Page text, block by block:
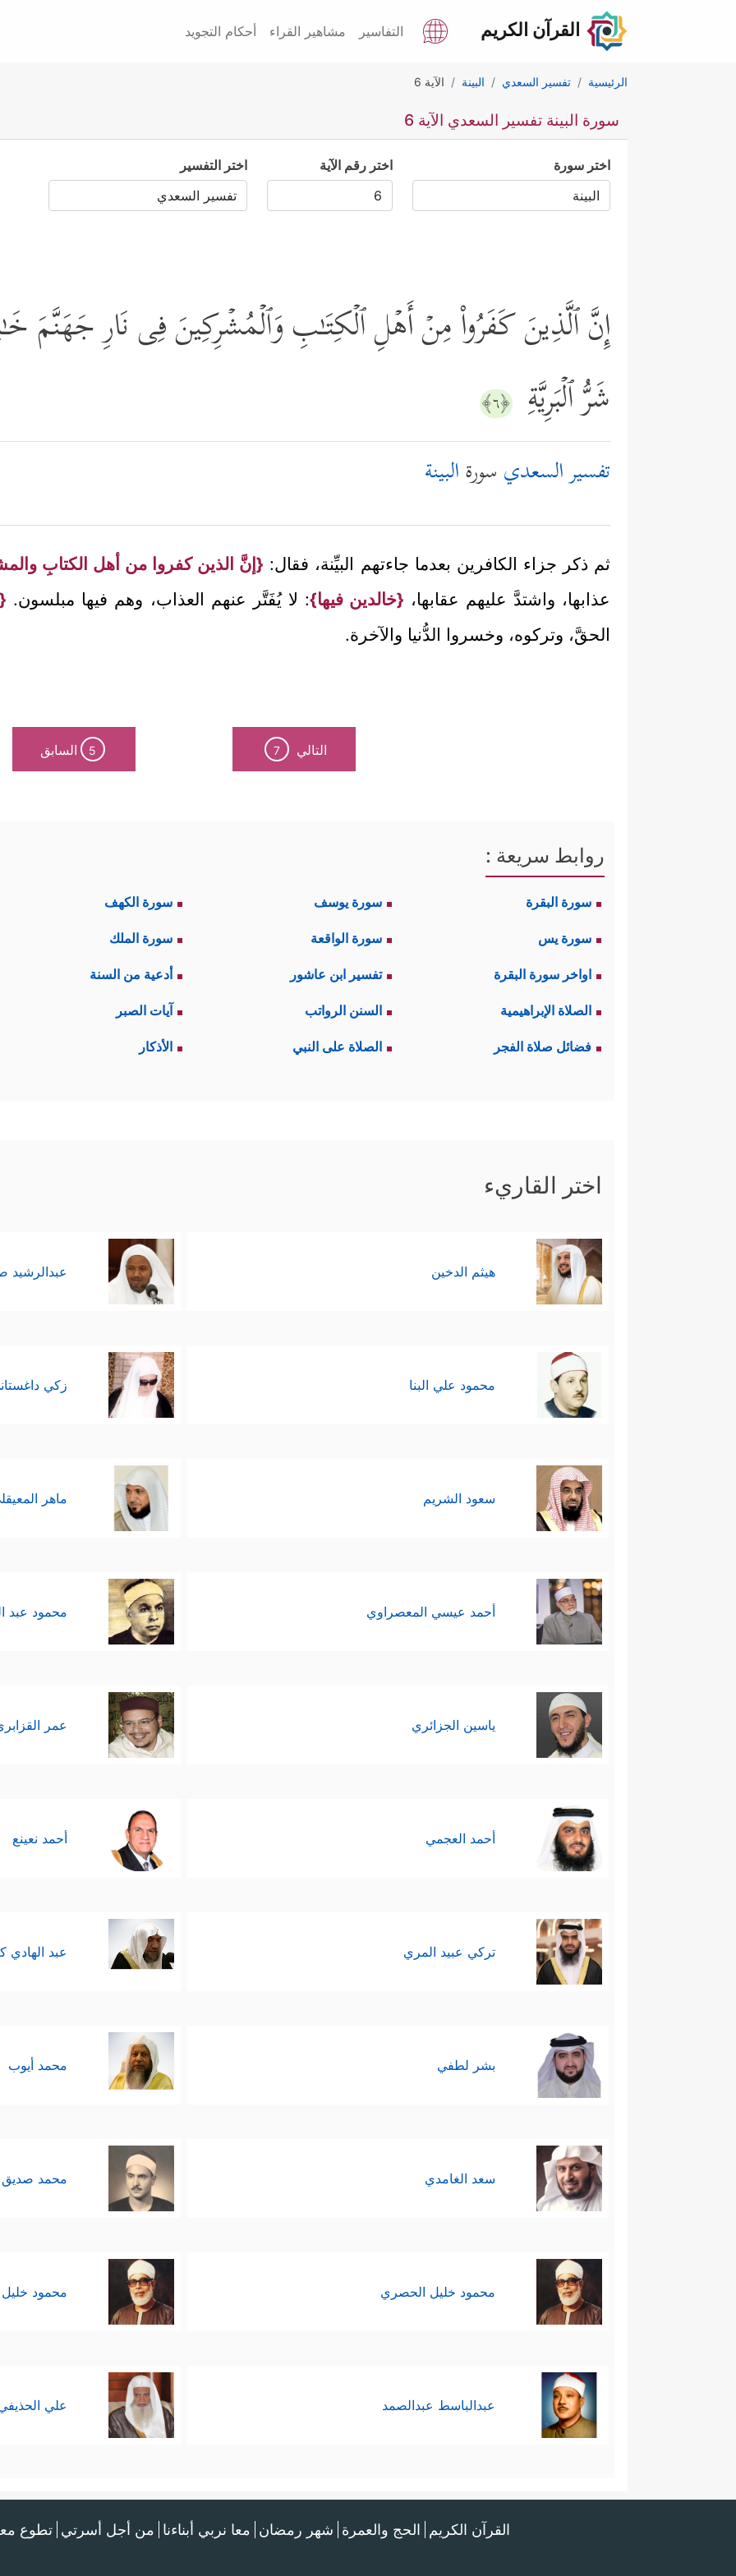
القرآن الكريم التفاسير مشاهير القراء أحكام التجويد
الرئيسية تفسير السعدي البينة الآية 6
سورة البينة تفسير السعدي الآية 6
اختر سورة اختر رقم الآية اختر التفسير
إِنَّ ٱلَّذِینَ كَفَرُواْ مِنۡ أَهۡلِ ٱلۡكِتَـٰبِ وَٱلۡمُشۡرِكِینَ فِی نَارِ جَهَنَّمَ
شَرُّ ٱلۡبَرِیَّةِ ﴿٦﴾
تفسير السعدي سورةالبينة
ثم ذكر جزاء الكافرين بعدما جاءتهم البيِّنة، فقال: {إنَّ الذين كفروا من أهل الكتابِ
عذابها، واشتدَّ عليهم عقابها، {خالدين فيها}: لا يُفَتَّر عنهم العذاب، وهم فيها مبلسون.
الحقَّ، وتركوه، وخسروا الدُّنيا والآخرة.
التالي 7
5 السابق
روابط سريعة :
سورة البقرة سورة يوسف سورة الكهف
سورة يس سورة الواقعة سورة الملك
اواخر سورة البقرة تفسير ابن عاشور أدعية من السنة
الصلاة الإبراهيمية السنن الرواتب آيات الصبر
فضائل صلاة الفجر الصلاة على النبي الأذكار
اختر القاريء
هيثم الدخين عبدالرشيد
محمود علي البنا زكي
سعود الشريم ماهر
أحمد عيسي المعصراوي محمود عبد
ياسين الجزائري عمر
أحمد العجمي أحمد نعينع
تركي عبيد المري عبد الهادي
بشر لطفي محمد أيوب
سعد الغامدي محمد صديق
محمود خليل الحصري محمود
عبدالباسط عبدالصمد علي
القرآن الكريم الحج والعمرة شهر رمضان معا نربي أبناءنا من أجل أسرتي تطوع